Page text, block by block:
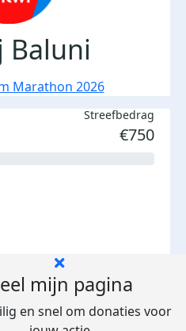
Baluni
Marathon 2026
Streefbedrag
€750
mijn pagina
en snel om donaties voor